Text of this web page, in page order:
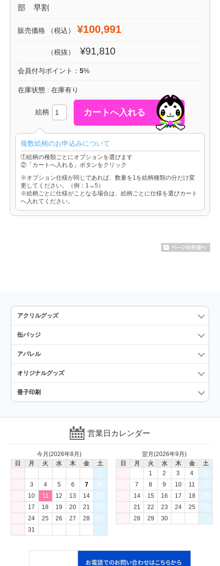
部 早割
販売価格 （税込） ¥100,991
（税抜） ¥91,810
会員付与ポイント： 5%
在庫状態 : 在庫有り
絵柄
複数絵柄のお申込みについて
①絵柄の種類ごとにオプションを選びます
②「カートへ入れる」ボタンをクリック
※オプション仕様が同じであれば、数量を1を絵柄種類の分だけ変
更してください。（例：1→5）
※絵柄ごとに仕様がことなる場合は、絵柄ごとに仕様を選びカート
へ入れてください。
アクリルグッズ
缶バッジ
アパレル
オリジナルグッズ
冊子印刷
営業日カレンダー
今月(2026年8月)
日
月 火 水 木 金
土
1
3 4 5 6 7
8
10 11 12 13 14
15
17 18 19 20 21
22
24 25 26 27 28
29
31
翌月(2026年9月)
日
月 火 水 木 金
土
1
2 3 4
5
7 8 9 10 11
12
14 15 16 17 18
19
21 22 23 24 25
26
28 29 30